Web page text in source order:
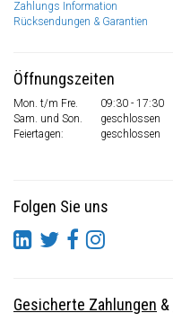
Zahlungs Information
Rücksendungen & Garantien
Öffnungszeiten
Mon. t/m Fre.
09:30 - 17:30
Sam. und Son.
geschlossen
Feiertagen:
geschlossen
Folgen Sie uns
Gesicherte Zahlungen &